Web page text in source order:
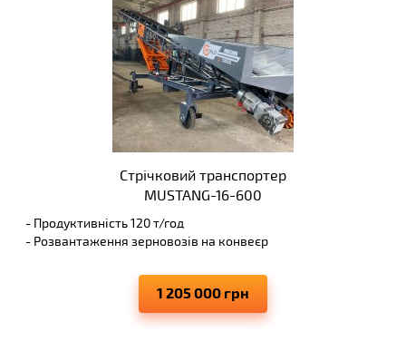
Стрічковий транспортер
MUSTANG-16-600
1 205 000 грн
- Продуктивність 120 т/год
- Розвантаження зерновозів на конвеєр
- Виключає просипання матеріалів, що транспортуються